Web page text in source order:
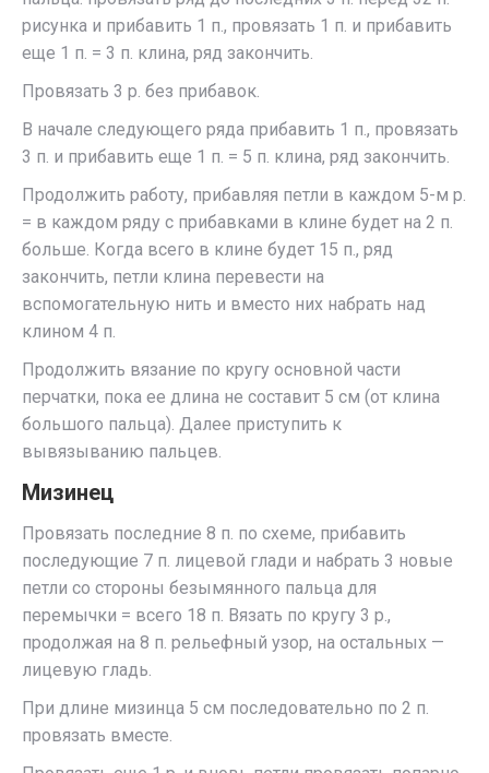
рисунка и прибавить 1 п., провязать 1 п. и прибавить
еще 1 п. = 3 п. клина, ряд закончить.
Провязать 3 р. без прибавок.
В начале следующего ряда прибавить 1 п., провязать
3 п. и прибавить еще 1 п. = 5 п. клина, ряд закончить.
Продолжить работу, прибавляя петли в каждом 5-м р.
= в каждом ряду с прибавками в клине будет на 2 п.
больше. Когда всего в клине будет 15 п., ряд
закончить, петли клина перевести на
вспомогательную нить и вместо них набрать над
клином 4 п.
Продолжить вязание по кругу основной части
перчатки, пока ее длина не составит 5 см (от клина
большого пальца). Далее приступить к
вывязыванию пальцев.
Мизинец
Провязать последние 8 п. по схеме, прибавить
последующие 7 п. лицевой глади и набрать 3 новые
петли со стороны безымянного пальца для
перемычки = всего 18 п. Вязать по кругу 3 р.,
продолжая на 8 п. рельефный узор, на остальных —
лицевую гладь.
При длине мизинца 5 см последовательно по 2 п.
провязать вместе.